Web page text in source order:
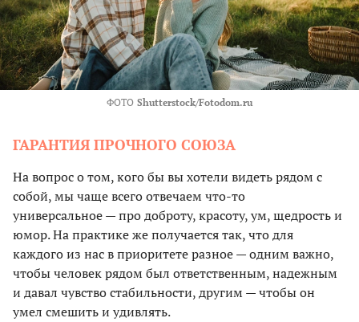
ФОТО Shutterstock/Fotodom.ru
ГАРАНТИЯ ПРОЧНОГО СОЮЗА
На вопрос о том, кого бы вы хотели видеть рядом с
собой, мы чаще всего отвечаем что-то
универсальное — про доброту, красоту, ум, щедрость и
юмор. На практике же получается так, что для
каждого из нас в приоритете разное — одним важно,
чтобы человек рядом был ответственным, надежным
и давал чувство стабильности, другим — чтобы он
умел смешить и удивлять.